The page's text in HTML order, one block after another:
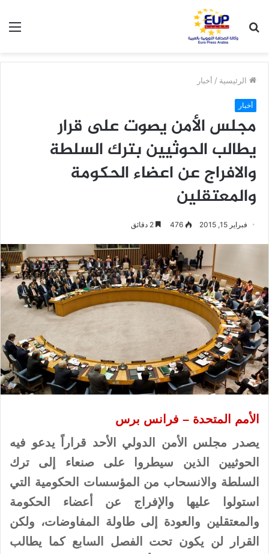
عن
الرئيسية / أخبار
أخبار
مجلس الأمن يصوت على قرار
يطالب الحوثيين بترك السلطة
والافراج عن اعضاء الحكومة
والمعتقلين
فبراير 15, 2015 476
الأمم المتحدة – فرانس برس
يصدر مجلس الأمن الدولي الأحد قراراً يدعو فيه
الحوثيين الذين سيطروا على صنعاء إلى ترك
السلطة والانسحاب من المؤسسات الحكومية التي
استولوا عليها والإفراج عن أعضاء الحكومة
والمعتقلين والعودة إلى طاولة المفاوضات، ولكن
القرار لن يكون تحت الفصل السابع كما يطالب